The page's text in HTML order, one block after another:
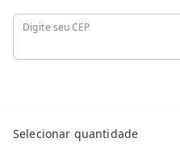
Digite seu CEP
Selecionar quantidade